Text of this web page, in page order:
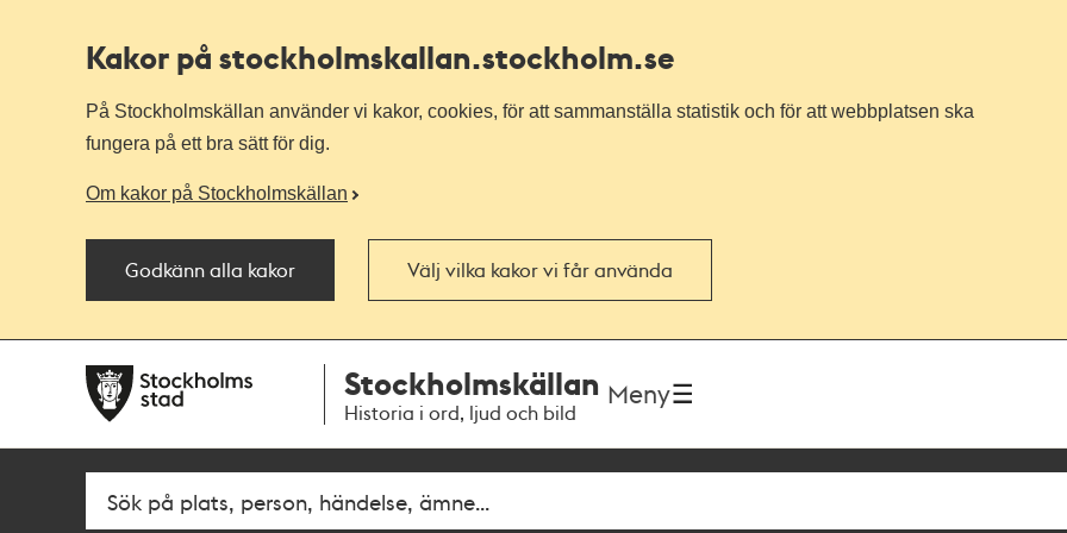
Kakor på stockholmskallan.stockholm.se
På Stockholmskällan använder vi kakor, cookies, för att sammanställa statistik och för att webbplatsen ska
fungera på ett bra sätt för dig.
Om kakor på Stockholmskällan
Godkänn alla kakor Välj vilka kakor vi får använda
navigationen
huvudinnehållet
Stockholmskällan
Historia i ord, ljud och bild
Meny
SökFritextsök